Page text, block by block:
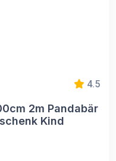
4.5
2m Pandabär
Kind